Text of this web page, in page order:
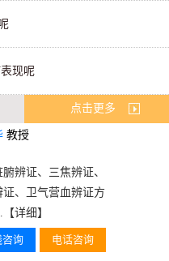
现呢
点击更多
教授
辨证、三焦辨证、
证、卫气营血辨证方
【详细】
咨询 电话咨询